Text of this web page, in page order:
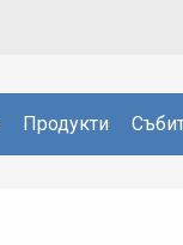
Продукти